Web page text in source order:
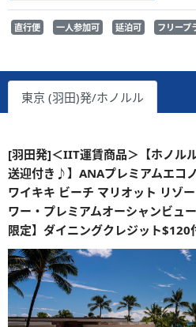
直行便 一人参加可 延泊可 フリープ
東京 (羽田)発/ホノルル
[羽田発]＜IIT運賃商品＞【ホノル
送迎付き♪】ANAプレミアムエコ
ワイキキ ビーチ マリオット リゾ
ワー・プレミアムオーシャンビュ
限定】ダイニングクレジット$120